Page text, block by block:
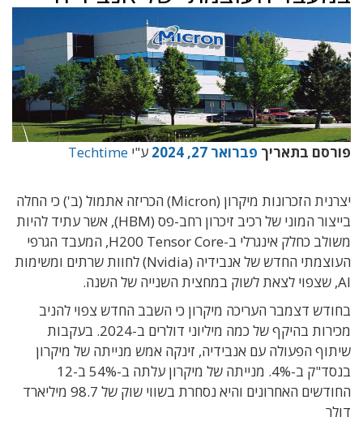
פורסם בתאריך פברואר 27, 2024 ע"י Techtime
יצרנית הזכרונות מיקרון (Micron) הכריזה אתמול (ב') כי החלה
בייצור המוני של רכיב זיכרון רחב-פס (HBM), אשר עתיד להיות
משולב כחלק אינגרלי ב-H200 Tensor Core, המעבד הגרפי
העוצמתי החדש של אנבידיה (Nvidia) לחוות שרתים ומשימות
AI, שצפוי לצאת לשוק במחצית השנייה של השנה.
בחודש דצמבר העריכה מיקרון כי השבב החדש צפוי להניב
מכירות בהיקף של כמה מיליוני דולרים ב-2024. בעקבות
שיתוף הפעולה עם אנבידיה, זינקה אמש מנייתה של מיקרון
בנסד"ק ב-4%. מנייתה של מיקרון עלתה ב-54% ב-12
החודשים האחרונים והיא נסחרת בשווי שוק של 98.7 מיליארד
דולר